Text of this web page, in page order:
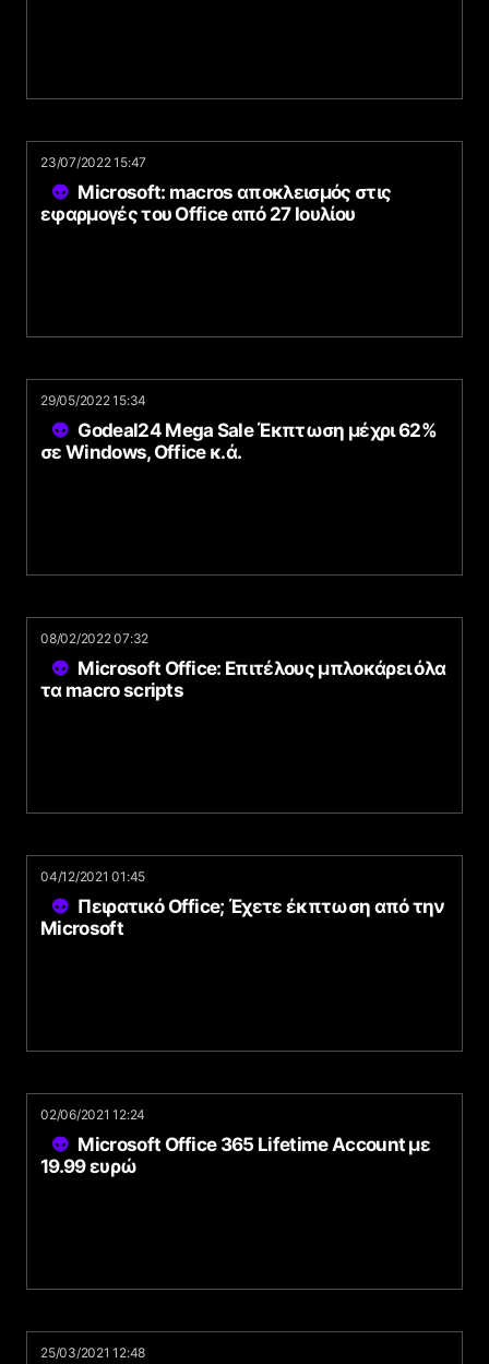
23/07/2022 15:47
Microsoft: macros αποκλεισμός στις
εφαρμογές του Office από 27 Ιουλίου
29/05/2022 15:34
Godeal24 Mega Sale Έκπτωση μέχρι 62%
σε Windows, Office κ.ά.
08/02/2022 07:32
Microsoft Office: Επιτέλους μπλοκάρει όλα
τα macro scripts
04/12/2021 01:45
Πειρατικό Office; Έχετε έκπτωση από την
Microsoft
02/06/2021 12:24
Microsoft Office 365 Lifetime Account με
19.99 ευρώ
25/03/2021 12:48